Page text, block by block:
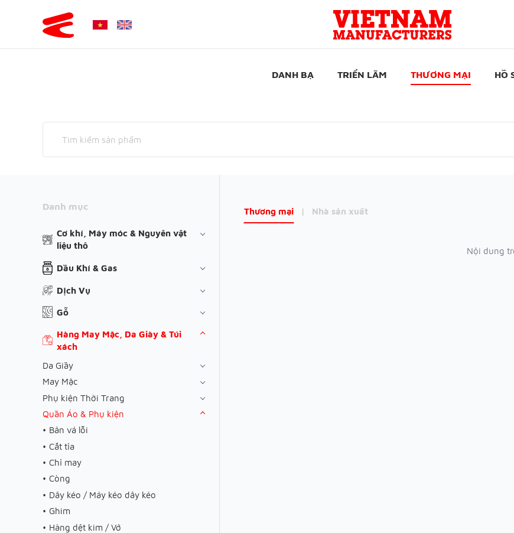
DANH BẠ TRIỂN LÃM THƯƠNG MẠI HỒ
Danh mục
Cơ khí, Máy móc & Nguyên vật
liệu thô
Dầu Khí & Gas
Dịch Vụ
Gỗ
Hàng May Mặc, Da Giày & Túi
xách
Da Giầy
May Mặc
Phụ kiện Thời Trang
Quần Áo & Phụ kiện
Bản vá lỗi
Cắt tỉa
Chỉ may
Còng
Dây kéo / Máy kéo dây kéo
Ghim
Hàng dệt kim / Vớ
Thương mại | Nhà sản xuất
Nội dung